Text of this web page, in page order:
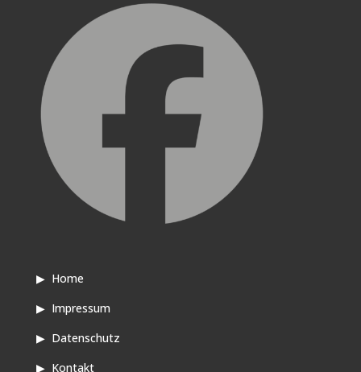
▶ Home
▶ Impressum
▶ Datenschutz
▶ Kontakt